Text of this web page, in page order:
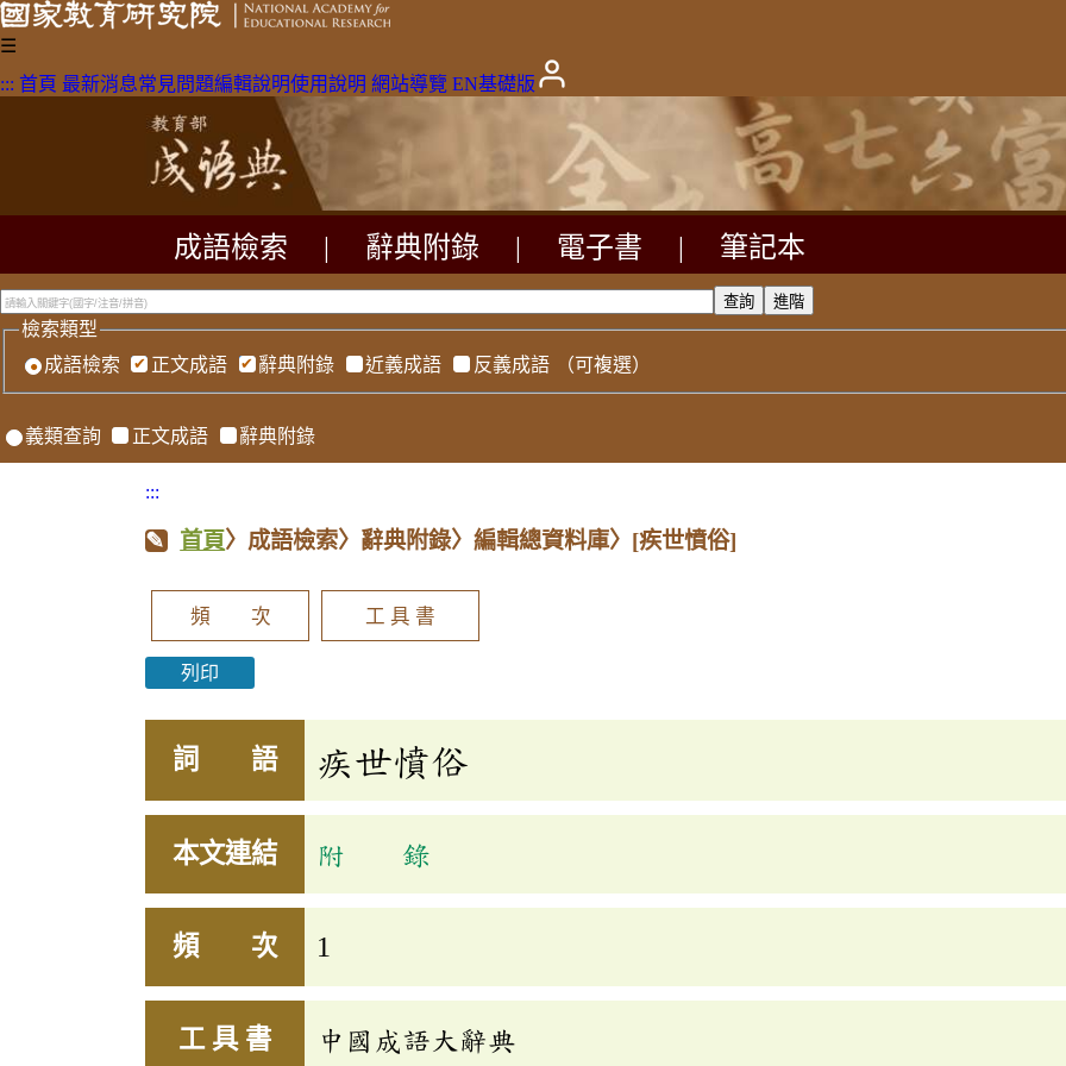
☰
::: 首頁 最新消息常見問題編輯說明使用說明 網站導覽 EN基礎版
成語檢索 辭典附錄 電子書 筆記本
檢索類型
成語檢索
正文成語 辭典附錄 近義成語 反義成語 （可複選）
義類查詢 正文成語 辭典附錄
:::
首頁〉成語檢索〉辭典附錄〉編輯總資料庫〉 [疾世憤俗]
頻 次 工 具 書
列印
詞 語 疾世憤俗
本文連結 附 錄
頻 次 1
工 具 書 中國成語大辭典